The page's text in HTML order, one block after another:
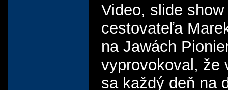
Video, slide
cestovateľa
na Jawách
vyprovokoval, že
sa každý deň na